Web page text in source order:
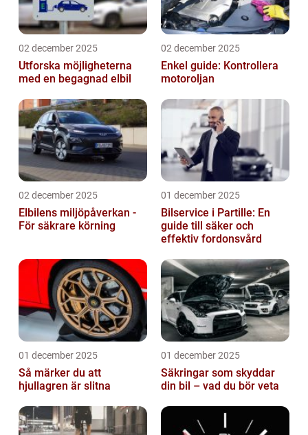
02 december 2025
Utforska möjligheterna
med en begagnad elbil
02 december 2025
Enkel guide: Kontrollera
motoroljan
02 december 2025
Elbilens miljöpåverkan -
För säkrare körning
01 december 2025
Bilservice i Partille: En
guide till säker och
effektiv fordonsvård
01 december 2025
Så märker du att
hjullagren är slitna
01 december 2025
Säkringar som skyddar
din bil – vad du bör veta